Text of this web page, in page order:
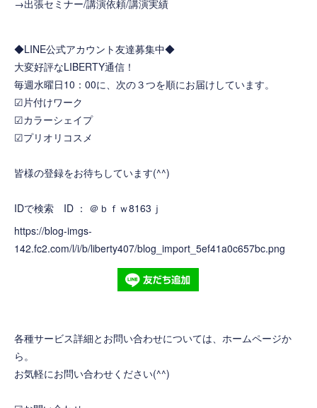
→出張セミナー/講演依頼/講演実績
◆LINE公式アカウント友達募集中◆
大変好評なLIBERTY通信！
毎週水曜日10：00に、次の３つを順にお届けしています。
☑片付けワーク
☑カラーシェイプ
☑プリオリコスメ
皆様の登録をお待ちしています(^^)
IDで検索 ID ： ＠ｂｆｗ8163ｊ
https://blog-imgs-
142.fc2.com/l/i/b/liberty407/blog_import_5ef41a0c657bc.png
各種サービス詳細とお問い合わせについては、ホームページか
ら。
お気軽にお問い合わせください(^^)